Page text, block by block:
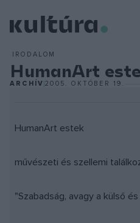
IRODALOM
HumanArt
ARCHÍV2005. OKTÓBER 19.
HumanArt estek
művészeti és szellemi
"Szabadság, avagy a külső